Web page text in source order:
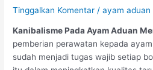
Tinggalkan Komentar /ayam aduan
Kanibalisme Pada Ayam Aduan
pemberian perawatan kepada
sudah menjadi tugas wajib setiap